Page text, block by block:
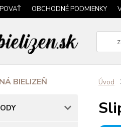
OBCHODNÉ PODMIENKY
BIELIZEŇ Úvod